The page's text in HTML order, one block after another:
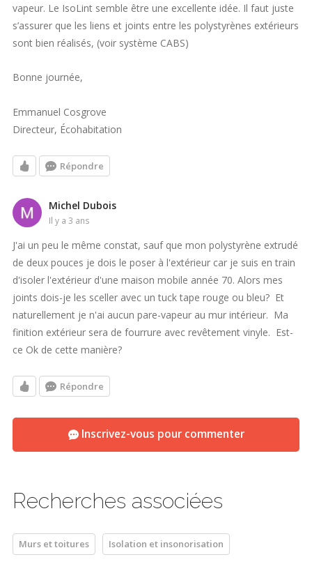
vapeur. Le IsoLint semble être une excellente idée. Il faut juste
s’assurer que les liens et joints entre les polystyrènes extérieurs
sont bien réalisés, (voir système CABS)
Bonne journée,
Emmanuel Cosgrove
Directeur, Écohabitation
Répondre
Michel Dubois
il y a 3 ans
J'ai un peu le même constat, sauf que mon polystyrène extrudé
de deux pouces je dois le poser à l'extérieur car je suis en train
d'isoler l'extérieur d'une maison mobile année 70. Alors mes
joints dois-je les sceller avec un tuck tape rouge ou bleu? Et
naturellement je n'ai aucun pare-vapeur au mur intérieur. Ma
finition extérieur sera de fourrure avec revêtement vinyle. Est-
ce Ok de cette manière?
Répondre
Inscrivez-vous pour commenter
Recherches associées
Murs et toitures Isolation et insonorisation